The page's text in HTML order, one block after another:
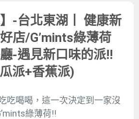
】-台北東湖丨 健康新
店/G’mints綠薄荷
-遇見新口味的派!!
派+香蕉派)
吃喝喝，這一次決定到一家沒
綠薄荷!!